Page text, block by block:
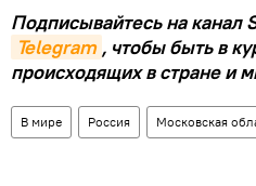
Подписывайтесь на канал
Telegram , чтобы быть в
происходящих в стране и
В мире Россия Московская